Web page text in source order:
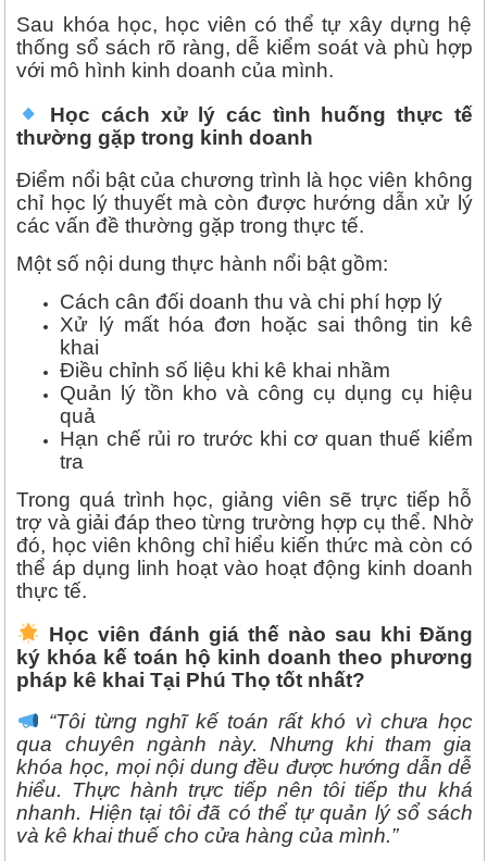
Sau khóa học, học viên có thể tự xây dựng hệ
thống sổ sách rõ ràng, dễ kiểm soát và phù hợp
với mô hình kinh doanh của mình.
Học cách xử lý các tình huống thực tế
thường gặp trong kinh doanh
Điểm nổi bật của chương trình là học viên không
chỉ học lý thuyết mà còn được hướng dẫn xử lý
các vấn đề thường gặp trong thực tế.
Một số nội dung thực hành nổi bật gồm:
Cách cân đối doanh thu và chi phí hợp lý
Xử lý mất hóa đơn hoặc sai thông tin kê
khai
Điều chỉnh số liệu khi kê khai nhầm
Quản lý tồn kho và công cụ dụng cụ hiệu
quả
Hạn chế rủi ro trước khi cơ quan thuế kiểm
tra
Trong quá trình học, giảng viên sẽ trực tiếp hỗ
trợ và giải đáp theo từng trường hợp cụ thể. Nhờ
đó, học viên không chỉ hiểu kiến thức mà còn có
thể áp dụng linh hoạt vào hoạt động kinh doanh
thực tế.
Học viên đánh giá thế nào sau khi Đăng
ký khóa kế toán hộ kinh doanh theo phương
pháp kê khai Tại Phú Thọ tốt nhất?
“Tôi từng nghĩ kế toán rất khó vì chưa học
qua chuyên ngành này. Nhưng khi tham gia
khóa học, mọi nội dung đều được hướng dẫn dễ
hiểu. Thực hành trực tiếp nên tôi tiếp thu khá
nhanh. Hiện tại tôi đã có thể tự quản lý sổ sách
và kê khai thuế cho cửa hàng của mình.”